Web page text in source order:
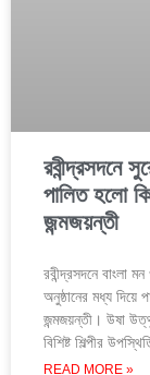
রবীন্দ্রসদনে
পালিত হলো
জন্মজয়ন্তী
রবীন্দ্রসদনে বাংলা
অনুষ্ঠানের মধ্য দিয়ে
জন্মজয়ন্তী। উষা
বিশিষ্ট শিল্পীর
READ MORE »